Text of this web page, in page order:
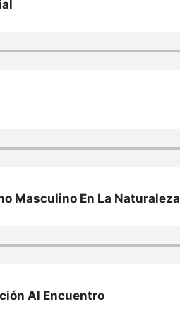
Masculino En La Naturaleza
Al Encuentro